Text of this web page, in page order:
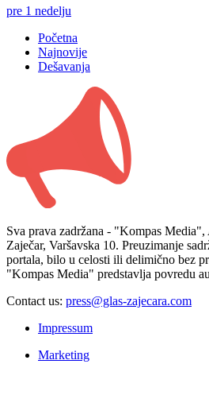
pre 1 nedelju
Početna
Najnovije
Dešavanja
Sva prava zadržana - "Kompas
Zaječar, Varšavska 10. Preuzimanje
portala, bilo u celosti ili delimično bez
"Kompas Media" predstavlja povredu
Contact us: press@glas-zajecara.com
Impressum
Marketing